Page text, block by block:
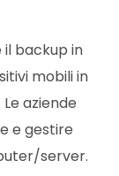
il backup in
mobili in
aziende
e gestire
server.